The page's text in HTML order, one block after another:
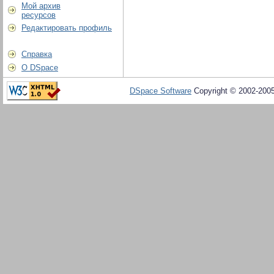
Мой архив
ресурсов
Редактировать профиль
Справка
О DSpace
DSpace Software Copyright © 2002-